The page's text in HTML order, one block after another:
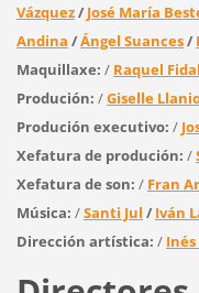
Vázquez/ José María
Andina /Ángel Suances/
Maquillaxe: / Raquel
Produción: /Giselle
Produción executivo: /
Xefatura de produción: /
Xefatura de son: / Fran
Música: /Santi Jul / Iván
Dirección artística: /